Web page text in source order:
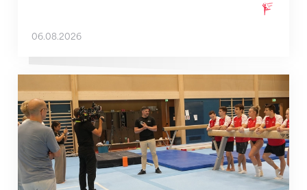
06.08.2026
Mit klaren Zielen nach Zagreb